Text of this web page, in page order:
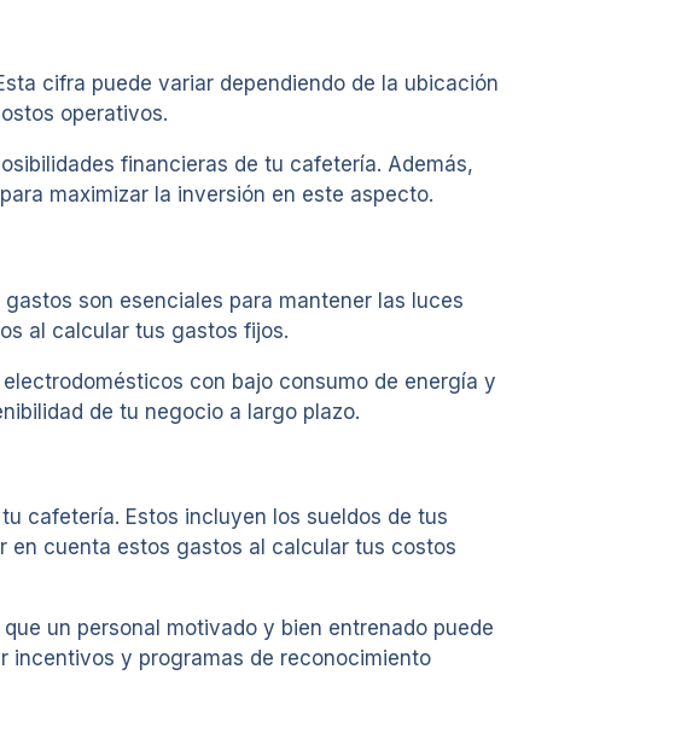
cifra puede variar dependiendo de la ubicación
operativos.
financieras de tu cafetería. Además,
maximizar la inversión en este aspecto.
son esenciales para mantener las luces
al calcular tus gastos fijos.
con bajo consumo de energía y
de tu negocio a largo plazo.
cafetería. Estos incluyen los sueldos de tus
en cuenta estos gastos al calcular tus costos
un personal motivado y bien entrenado puede
incentivos y programas de reconocimiento